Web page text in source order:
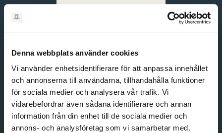
Denna webbplats använder cookies
Vi använder enhetsidentifierare för att anpassa innehållet
och annonserna till användarna, tillhandahålla funktioner
för sociala medier och analysera vår trafik. Vi
vidarebefordrar även sådana identifierare och annan
information från din enhet till de sociala medier och
annons- och analysföretag som vi samarbetar med.
English
Svenska